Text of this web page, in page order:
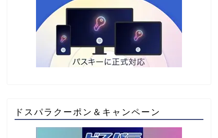
ドスパラクーポン＆キャンペーン